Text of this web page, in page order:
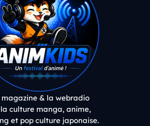
magazine & la webradio
culture manga, anime,
et pop culture japonaise.